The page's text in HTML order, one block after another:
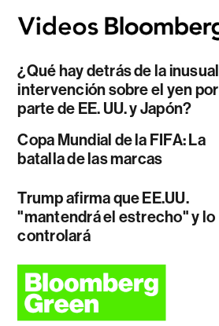
¿Qué hay detrás de la inusual
intervención sobre el yen por
parte de EE. UU. y Japón?
Copa Mundial de la FIFA: La
batalla de las marcas
Trump afirma que EE.UU.
"mantendrá el estrecho" y lo
controlará